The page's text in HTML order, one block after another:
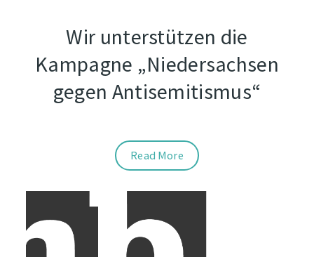
Wir unterstützen die
Kampagne „Niedersachsen
gegen Antisemitismus“
Read More